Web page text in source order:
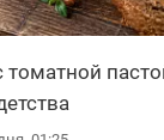
томатной